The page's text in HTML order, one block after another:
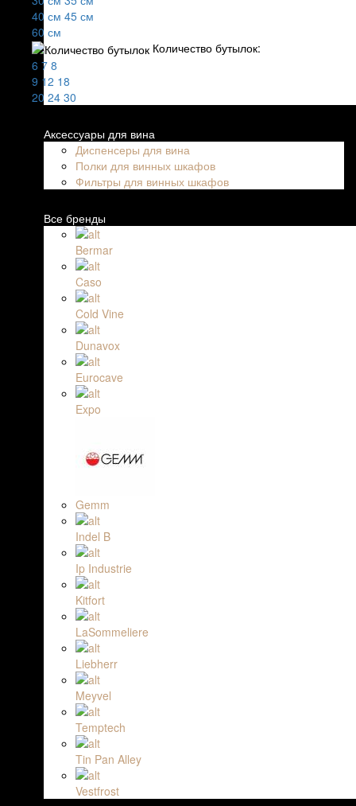
40 см 45 см
60 см
Количество бутылок:
6 7 8
9 12 18
20 24 30
Аксессуары для вина
Диспенсеры для вина
Полки для винных шкафов
Фильтры для винных шкафов
Все бренды
Bermar
Caso
Cold Vine
Dunavox
Eurocave
Expo
Gemm
Indel B
Ip Industrie
Kitfort
LaSommeliere
Liebherr
Meyvel
Temptech
Tin Pan Alley
Vestfrost